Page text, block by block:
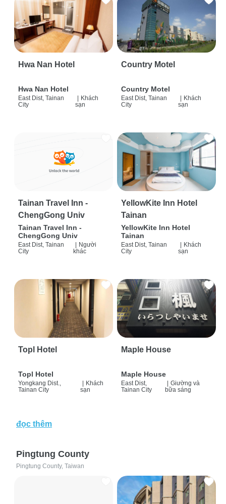
Hwa Nan Hotel
Hwa Nan Hotel
East Dist, Tainan
City
| Khách
sạn
Country Motel
Country Motel
East Dist, Tainan
City
| Khách
sạn
Tainan Travel Inn -
ChengGong Univ
Tainan Travel Inn -
ChengGong Univ
East Dist, Tainan
City
| Người
khác
YellowKite Inn Hotel
Tainan
YellowKite Inn Hotel
Tainan
East Dist, Tainan
City
| Khách
sạn
Topl Hotel
Topl Hotel
Yongkang Dist.,
Tainan City
| Khách
sạn
Maple House
Maple House
East Dist,
Tainan City
| Giường và
bữa sáng
đọc thêm
Pingtung County
Pingtung County, Taiwan